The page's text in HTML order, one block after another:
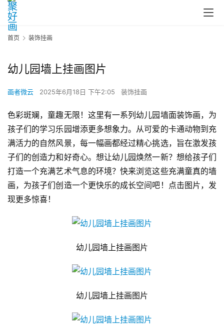
首页 装饰挂画
幼儿园墙上挂画图片
画者微云 2025年6月18日 下午2:05 装饰挂画
色彩斑斓，童趣无限！这里有一系列幼儿园墙面装饰画，为
孩子们的学习乐园增添更多想象力。从可爱的卡通动物到充
满活力的自然风景，每一幅画都经过精心挑选，旨在激发孩
子们的创造力和好奇心。想让幼儿园焕然一新？想给孩子们
打造一个充满艺术气息的环境？快来浏览这些充满童真的墙
画，为孩子们创造一个更快乐的成长空间吧！点击图片，发
现更多惊喜！
幼儿园墙上挂画图片
幼儿园墙上挂画图片